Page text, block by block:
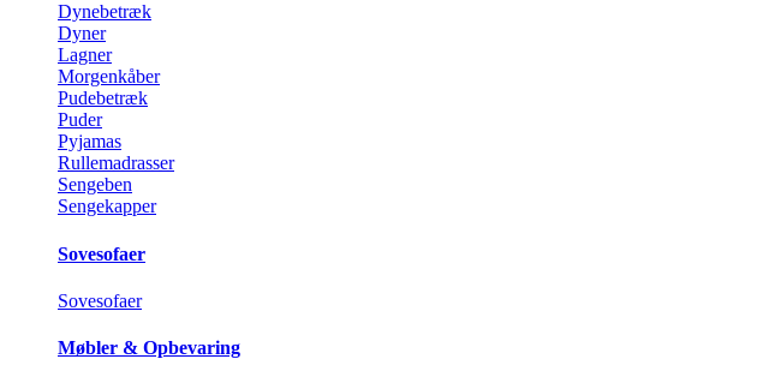
Dynebetræk
Dyner
Lagner
Morgenkåber
Pudebetræk
Puder
Pyjamas
Rullemadrasser
Sengeben
Sengekapper
Sovesofaer
Sovesofaer
Møbler & Opbevaring